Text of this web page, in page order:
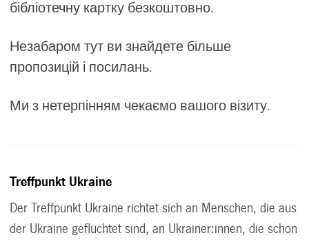
бібліотечну картку безкоштовно.
Незабаром тут ви знайдете більше
пропозицій і посилань.
Ми з нетерпінням чекаємо вашого візиту.
Treffpunkt Ukraine
Der Treffpunkt Ukraine richtet sich an Menschen, die aus
der Ukraine geflüchtet sind, an Ukrainer:innen, die schon